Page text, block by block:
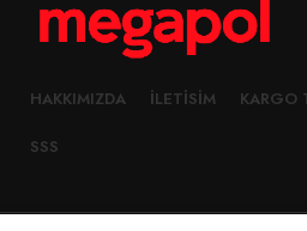
HAKKIMIZDA İLETISIM KARGO
SSS